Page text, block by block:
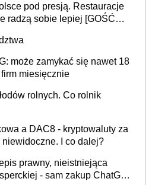
pod presją. Restauracje
radzą sobie lepiej [GOŚĆ
może zamykać się nawet 18
miesięcznie
rolnych. Co rolnik
a DAC8 - kryptowaluty za
I co dalej?
prawny, nieistniejąca
- sam zakup ChatGPT